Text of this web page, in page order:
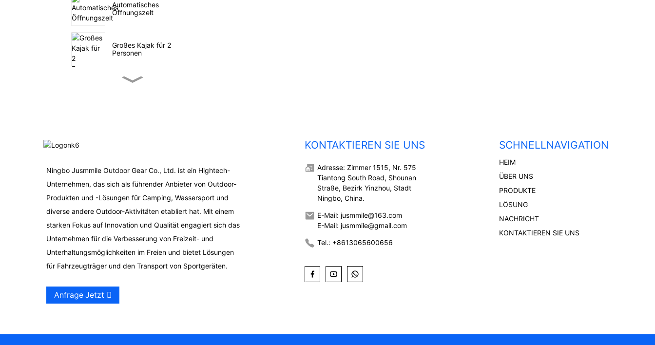
Automatisches
Öffnungszelt
Großes Kajak für 2
Personen
Vier-Tunnel-Familienzelt
Outdoor-Nutzwagen
Outdoor-Kunststoff-
Einzelkanu zum Angeln
Tandem-Freizeit-
Ningbo Jusmmile Outdoor Gear Co., Ltd. ist ein Hightech-
Unternehmen, das sich als führender Anbieter von Outdoor-
Produkten und -Lösungen für Camping, Wassersport und
diverse andere Outdoor-Aktivitäten etabliert hat. Mit einem
starken Fokus auf Innovation und Qualität engagiert sich das
Unternehmen für die Verbesserung von Freizeit- und
Unterhaltungsmöglichkeiten im Freien und bietet Lösungen
für Fahrzeugträger und den Transport von Sportgeräten.
Anfrage Jetzt
KONTAKTIEREN SIE UNS
Adresse: Zimmer 1515, Nr. 575
Tiantong South Road, Shounan
Straße, Bezirk Yinzhou, Stadt
Ningbo, China.
E-Mail: jusmmile@163.com
E-Mail: jusmmile@gmail.com
Tel.: +8613065600656
SCHNELLNAVIGATION
HEIM
ÜBER UNS
PRODUKTE
LÖSUNG
NACHRICHT
KONTAKTIEREN SIE UNS